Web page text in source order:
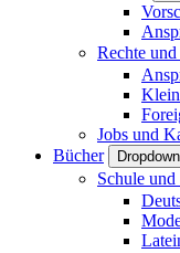
Rechte
Jobs und
Bücher
Schule